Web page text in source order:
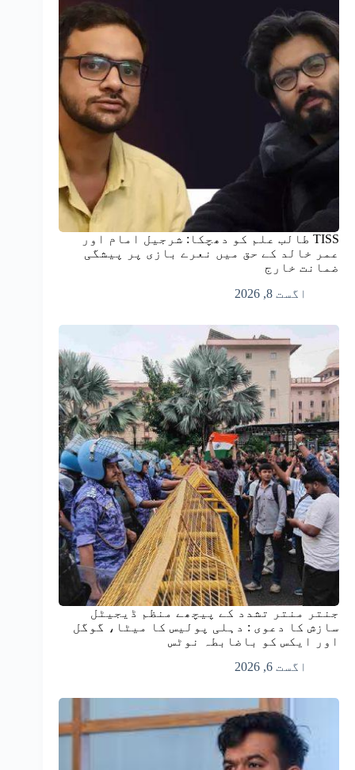
TISS طالب علم کو دھچکا: شرجیل امام اور
عمر خالد کے حق میں نعرے بازی پر پیشگی
ضمانت خارج
اگست 8, 2026
جنتر منتر تشدد کے پیچھے منظم ڈیجیٹل
سازش کا دعوی : دہلی پولیس کا میٹا، گوگل
اور ایکس کو باضابطہ نوٹس
اگست 6, 2026